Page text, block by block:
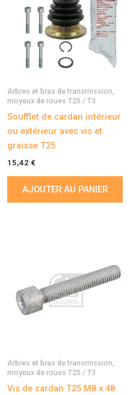
Arbres et bras de transmission,
moyeux de roues T25 / T3
Soufflet de cardan intérieur
ou extérieur avec vis et
graisse T25
15,42 €
AJOUTER AU PANIER
Arbres et bras de transmission,
moyeux de roues T25 / T3
Vis de cardan T25 M8 x 48